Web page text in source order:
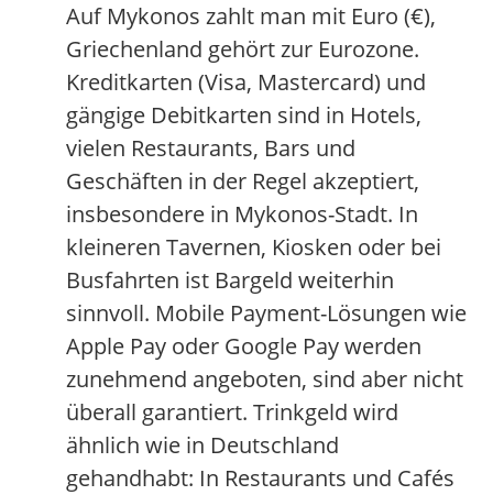
Auf Mykonos zahlt man mit Euro (€),
Griechenland gehört zur Eurozone.
Kreditkarten (Visa, Mastercard) und
gängige Debitkarten sind in Hotels,
vielen Restaurants, Bars und
Geschäften in der Regel akzeptiert,
insbesondere in Mykonos-Stadt. In
kleineren Tavernen, Kiosken oder bei
Busfahrten ist Bargeld weiterhin
sinnvoll. Mobile Payment-Lösungen wie
Apple Pay oder Google Pay werden
zunehmend angeboten, sind aber nicht
überall garantiert. Trinkgeld wird
ähnlich wie in Deutschland
gehandhabt: In Restaurants und Cafés